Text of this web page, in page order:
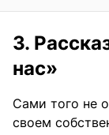
3.
нас»
Сами того не
своем